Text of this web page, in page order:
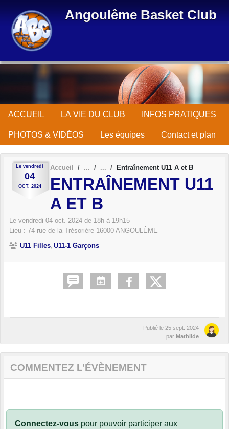
Angoulême Basket Club
ACCUEIL LA VIE DU CLUB INFOS PRATIQUES
PHOTOS & VIDÉOS Les équipes Contact et plan
Le vendredi
04
OCT. 2024
Accueil Entraînement U11 A et B
ENTRAÎNEMENT U11
A ET B
Le vendredi 04 oct. 2024 de 18h à 19h15
Lieu : 74 rue de la Trésorière 16000 ANGOULÊME
U11 Filles U11-1 Garçons
Publié le 25 sept. 2024
par Mathilde
COMMENTEZ L’ÉVÈNEMENT
Connectez-vous pour pouvoir participer aux